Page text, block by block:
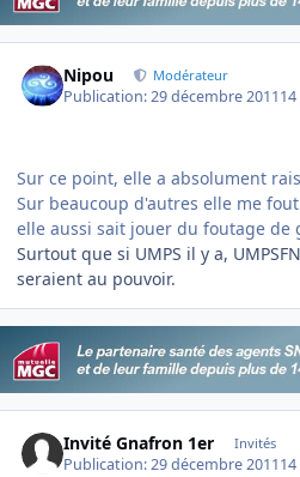
Nipou Modérateur
Publication:29 décembre 2011
Sur ce point, elle a absolument
Sur beaucoup d'autres elle me
elle aussi sait jouer du foutage de
Surtout que si UMPS il y a,
seraient au pouvoir.
Invité Gnafron 1er Invités
Publication:29 décembre 2011